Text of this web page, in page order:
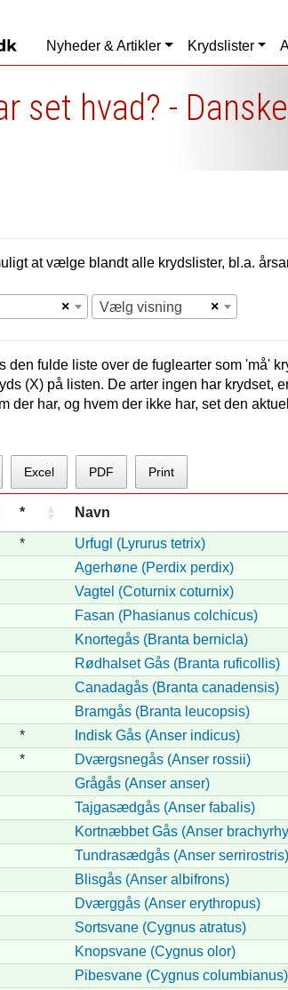
Nyheder & Artikler Krydslister
set hvad? -
at vælge blandt alle krydslister, bl.a.
× ×
Vælg visning
den fulde liste over de fuglearter som 'må'
(X) på listen. De arter ingen har krydset,
der har, og hvem der ikke har, set den
Excel PDF Print
* Navn
* Urfugl (Lyrurus tetrix)
Agerhøne (Perdix perdix)
Vagtel (Coturnix coturnix)
Fasan (Phasianus colchicus)
Knortegås (Branta bernicla)
Rødhalset Gås (Branta ruficollis)
Canadagås (Branta canadensis)
Bramgås (Branta leucopsis)
* Indisk Gås (Anser indicus)
* Dværgsnegås (Anser rossii)
Grågås (Anser anser)
Tajgasædgås (Anser fabalis)
Kortnæbbet Gås (Anser
Tundrasædgås (Anser serrirostris)
Blisgås (Anser albifrons)
Dværggås (Anser erythropus)
Sortsvane (Cygnus atratus)
Knopsvane (Cygnus olor)
Pibesvane (Cygnus columbianus)